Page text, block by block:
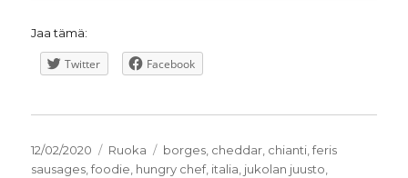
Jaa tämä:
Twitter Facebook
Julkaistu
12/02/2020 Kategoriat
Ruoka Avainsanat
borges, cheddar, chianti,feris
sausages,foodie, hungry chef, italia, jukolan juusto,